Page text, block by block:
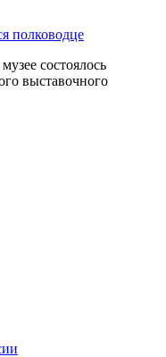
полководце
состоялось
выставочного